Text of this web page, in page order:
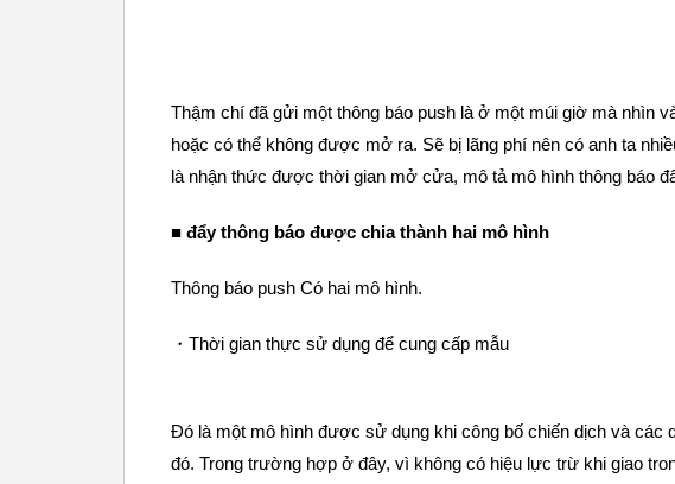
Thậm chí đã gửi một thông báo push là ở một múi giờ mà nhìn
hoặc có thể không được mở ra. Sẽ bị lãng phí nên có anh ta
là nhận thức được thời gian mở cửa, mô tả mô hình thông báo
■ đẩy thông báo được chia thành hai mô hình
Thông báo push Có hai mô hình.
・Thời gian thực sử dụng để cung cấp mẫu
Đó là một mô hình được sử dụng khi công bố chiến dịch và các
đó. Trong trường hợp ở đây, vì không có hiệu lực trừ khi giao